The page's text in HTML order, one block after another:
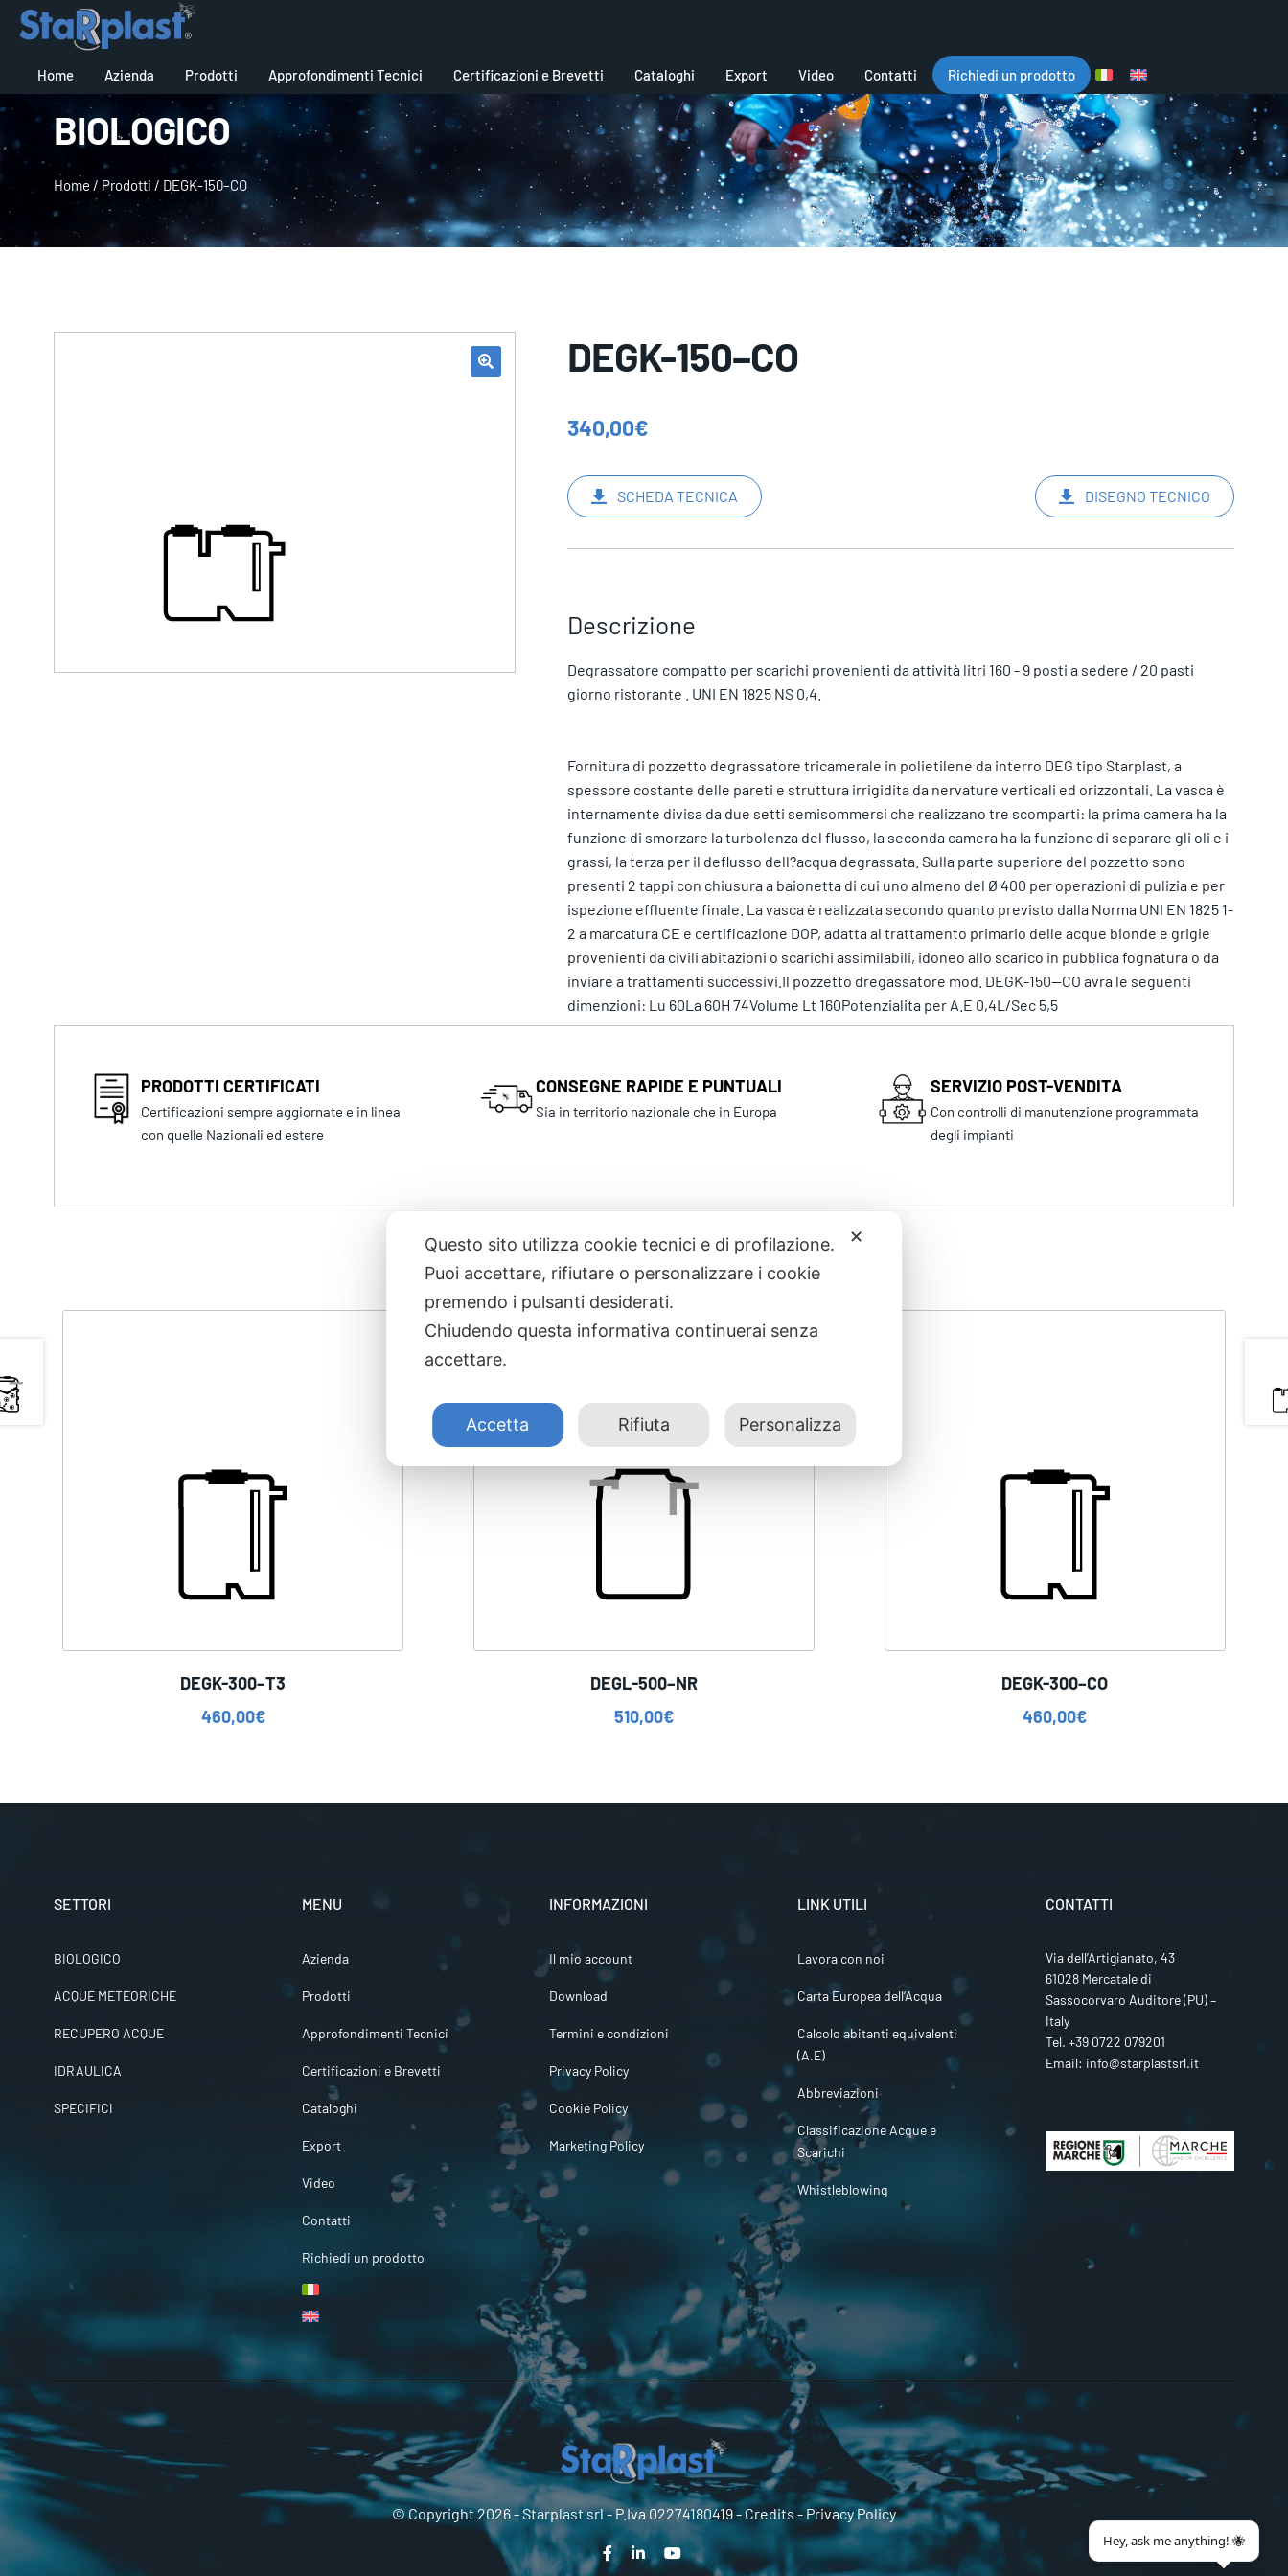
Home Azienda Prodotti Approfondimenti Tecnici Certificazioni e Brevetti Cataloghi Export Video Contatti Richiedi un prodotto
BIOLOGICO
Home / Prodotti / DEGK-150–CO
DEGK-150–CO
340,00€
SCHEDA TECNICA DISEGNO TECNICO
Descrizione
Degrassatore compatto per scarichi provenienti da attività litri 160 - 9 posti a sedere / 20 pasti
giorno ristorante . UNI EN 1825 NS 0,4.
Fornitura di pozzetto degrassatore tricamerale in polietilene da interro DEG tipo Starplast, a
spessore costante delle pareti e struttura irrigidita da nervature verticali ed orizzontali. La vasca è
internamente divisa da due setti semisommersi che realizzano tre scomparti: la prima camera ha la
funzione di smorzare la turbolenza del flusso, la seconda camera ha la funzione di separare gli oli e i
grassi, la terza per il deflusso dell?acqua degrassata. Sulla parte superiore del pozzetto sono
presenti 2 tappi con chiusura a baionetta di cui uno almeno del Ø 400 per operazioni di pulizia e per
ispezione effluente finale. La vasca è realizzata secondo quanto previsto dalla Norma UNI EN 1825 1-
2 a marcatura CE e certificazione DOP, adatta al trattamento primario delle acque bionde e grigie
provenienti da civili abitazioni o scarichi assimilabili, idoneo allo scarico in pubblica fognatura o da
inviare a trattamenti successivi.Il pozzetto dregassatore mod. DEGK-150--CO avra le seguenti
dimenzioni: Lu 60La 60H 74Volume Lt 160Potenzialita per A.E 0,4L/Sec 5,5
PRODOTTI CERTIFICATI
Certificazioni sempre aggiornate e in linea
con quelle Nazionali ed estere
CONSEGNE RAPIDE E PUNTUALI
Sia in territorio nazionale che in Europa
SERVIZIO POST-VENDITA
Con controlli di manutenzione programmata
degli impianti
Prodotti correlati
DEGK-300–T3
460,00€
DEGL-500–NR
510,00€
DEGK-300–CO
460,00€
SETTORI
BIOLOGICO
ACQUE METEORICHE
RECUPERO ACQUE
IDRAULICA
SPECIFICI
MENU
Azienda
Prodotti
Approfondimenti Tecnici
Certificazioni e Brevetti
Cataloghi
Export
Video
Contatti
Richiedi un prodotto
INFORMAZIONI
Il mio account
Download
Termini e condizioni
Privacy Policy
Cookie Policy
Marketing Policy
LINK UTILI
Lavora con noi
Carta Europea dell’Acqua
Calcolo abitanti equivalenti
(A.E)
Abbreviazioni
Classificazione Acque e
Scarichi
Whistleblowing
CONTATTI
Via dell’Artigianato, 43
61028 Mercatale di
Sassocorvaro Auditore (PU) –
Italy
Tel. +39 0722 079201
Email: info@starplastsrl.it
© Copyright 2026 -Starplast srl- P.Iva 02274180419 - Credits -Privacy Policy
✕
Questo sito utilizza cookie tecnici e di profilazione.
Puoi accettare, rifiutare o personalizzare i cookie
premendo i pulsanti desiderati.
Chiudendo questa informativa continuerai senza
accettare.
Accetta Rifiuta Personalizza